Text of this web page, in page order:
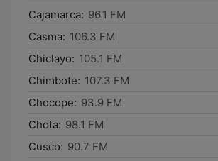
Cajamarca: 96.1 FM
Casma: 106.3 FM
Chiclayo: 105.1 FM
Chimbote: 107.3 FM
Chocope: 93.9 FM
Chota: 98.1 FM
Cusco: 90.7 FM